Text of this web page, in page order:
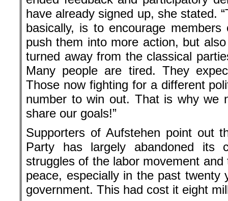
have already signed up, she stated.
basically, is to encourage
push them into more action, but
turned away from the classical
Many people are tired. They
Those now fighting for a different
number to win out. That is why we
share our goals!”
Supporters of Aufstehen point out
Party has largely abandoned its
struggles of the labor movement
peace, especially in the past
government. This had cost it eight